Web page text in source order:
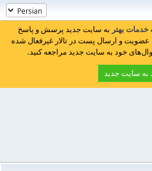
خدمات بهتر به سایت جدید پرسش و پاسخ
عضویت و ارسال پست در تالار غیرفعال شده
خود به سایت جدید مراجعه کنید.
به سایت جدید